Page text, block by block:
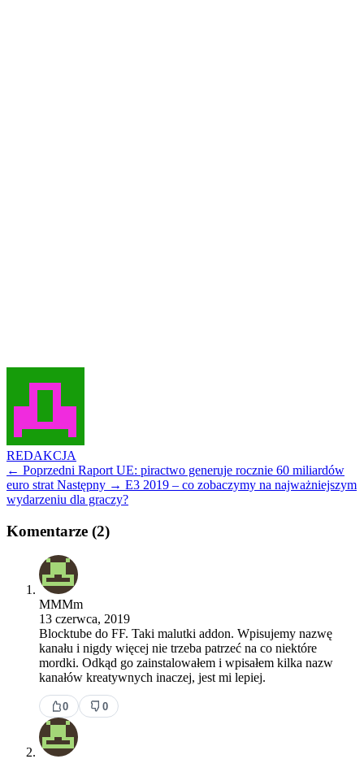
REDAKCJA
← Poprzedni Raport UE: piractwo generuje rocznie 60 miliardów
euro strat Następny → E3 2019 – co zobaczymy na najważniejszym
wydarzeniu dla graczy?
Komentarze (2)
MMMm
13 czerwca, 2019
Blocktube do FF. Taki malutki addon. Wpisujemy nazwę
kanału i nigdy więcej nie trzeba patrzeć na co niektóre
mordki. Odkąd go zainstalowałem i wpisałem kilka nazw
kanałów kreatywnych inaczej, jest mi lepiej.
0 0